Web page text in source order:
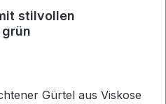
stilvollen
Gürtel aus Viskose